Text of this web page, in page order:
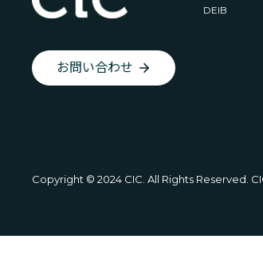
お問い合わせ
DEIB
Copyright © 2024 CIC. All Rights Reserved.